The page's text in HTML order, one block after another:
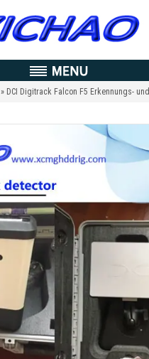
» DCI Digitrack Falcon F5 Erkennungs- und